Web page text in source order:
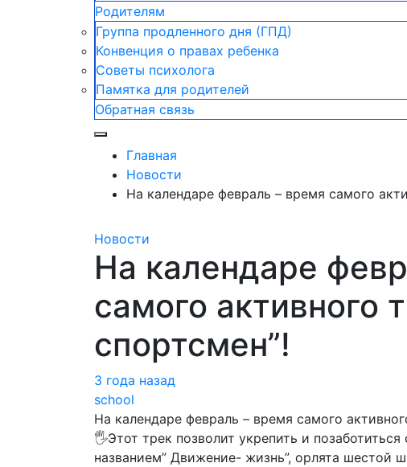
Родителям
Группа продленного дня (ГПД)
Конвенция о правах ребенка
Советы психолога
Памятка для родителей
Обратная связь
Главная
Новости
На календаре февраль – время самого
Новости
На календаре
самого активного
спортсмен”!
3 года назад
school
На календаре февраль – время самого
🖐Этот трек позволит укрепить и
названием” Движение- жизнь”, орлята шестой